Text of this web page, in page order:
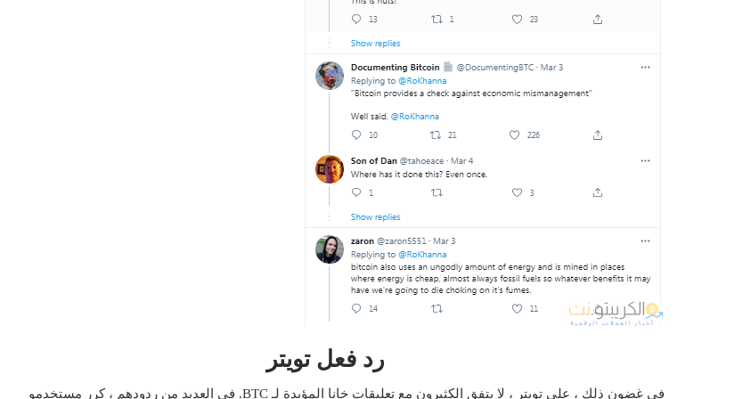
رد فعل تويتر
في غضون ذلك ، على تويتر ، لا يتفق الكثيرون مع تعليقات خانا المؤيدة لـ BTC. في العديد من ردودهم ، كرر مستخدمو